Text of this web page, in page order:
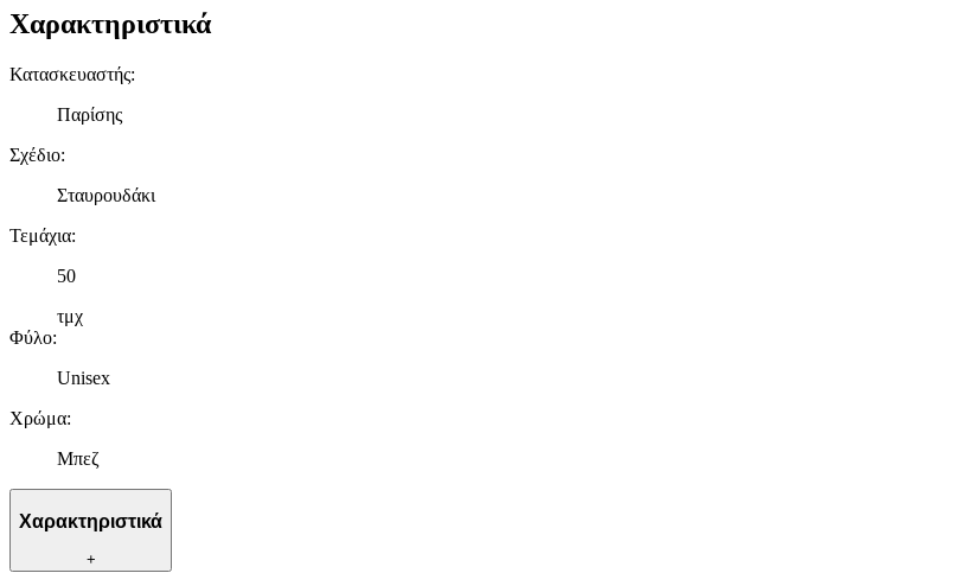
Χαρακτηριστικά
Κατασκευαστής:
Παρίσης
Σχέδιο:
Σταυρουδάκι
Τεμάχια:
50
τμχ
Φύλο:
Unisex
Χρώμα:
Μπεζ
Χαρακτηριστικά
+